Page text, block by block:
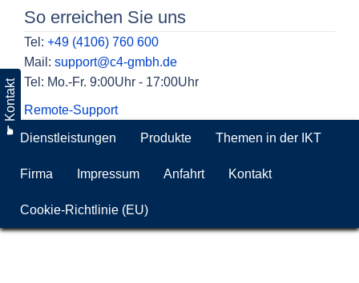
☛ Kontakt
So erreichen Sie uns
Tel: +49 (4106) 760 600
Mail: support@c4-gmbh.de
Tel: Mo.-Fr. 9:00Uhr - 17:00Uhr
Remote-Support
Dienstleistungen Produkte Themen in der IKT
Firma Impressum Anfahrt Kontakt
Cookie-Richtlinie (EU)